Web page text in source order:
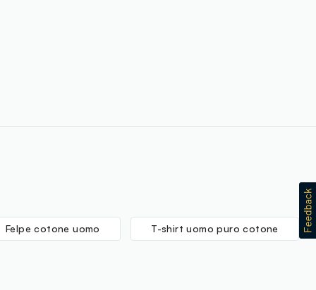
Felpe cotone uomo T-shirt uomo puro cotone